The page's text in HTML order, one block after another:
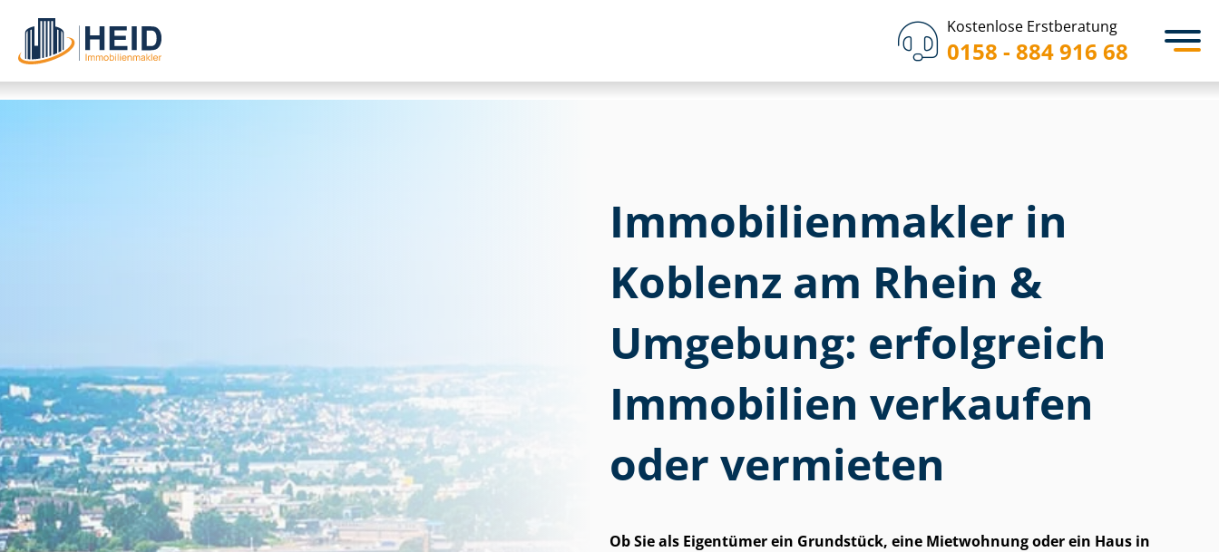
Kostenlose Erstberatung
0158 - 884 916 68
Im­mo­bi­li­en­mak­ler in
Koblenz am Rhein &
Umgebung: erfolgreich
Immobilien verkaufen
oder vermieten
Ob Sie als Eigentümer ein Grundstück, eine Mietwohnung oder ein Haus in